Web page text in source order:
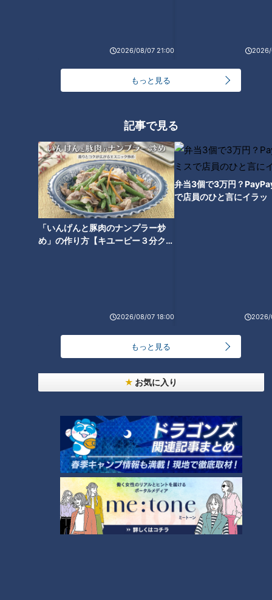
2026/08/07 21:00 2026/
もっと見る
記事で見る
「いんげんと豚肉のナンプラー炒
め」の作り方【キユーピー３分クッ
2026/08/07 18:00
弁当3個で3万円？
で店員のひと言にイラッ
2026/
もっと見る
お気に入り
る？」と諭す。そんな夫婦を見ているから、貫地谷は自信がも
地谷は「今度来るときはちゃんとしてきてよ」と鶴瓶を応援。
浮気相手として話を進めていた鶴瓶さんであったが、貫地谷さ
んの発言で立場が全く変わった。鶴瓶は「付き合って」や「好
き」とアピールはしていたが、貫地谷さんは完全にスルー。貫
地谷さんの中では、鶴瓶さんは父親だったようだ。普段から父
親から「好き」と言われているそうで、言われても違和感がな
かったらしい。鶴瓶さんの発言が気にならないほど、役に入り
込んでいた貫地谷さん。鶴瓶さんは貫地谷さんの演技を大絶賛
この記事を見たあなたへのおすすめ
田顕（スジナシ）
ナシ）
『星がきれいだ』浅野和之（ス
『明日、地球が終わるなら』橋
本愛（スジナシ）